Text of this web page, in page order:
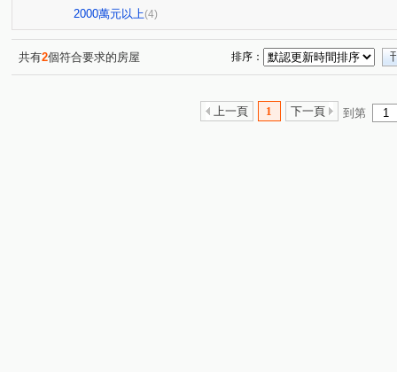
2000萬元以上(4)
共有2個符合要求的房屋 排序：
上一頁 1 下一頁 到第